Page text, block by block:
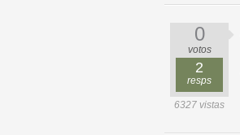
0
votos
2
resps
6327 vistas